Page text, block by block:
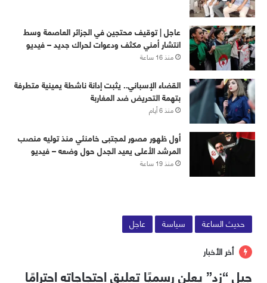
عاجل | توقيف محتجين في الجزائر العاصمة وسط
انتشار أمني مكثف ودعوات لحراك جديد – فيديو
منذ 16 ساعة
القضاء الإسباني.. يثبت إدانة ناشطة يمينية متطرفة
بتهمة التحريض ضد المغاربة
منذ 6 أيام
أول ظهور مصور لمجتبى خامنئي منذ توليه منصب
المرشد الأعلى يعيد الجدل حول وضعه – فيديو
منذ 19 ساعة